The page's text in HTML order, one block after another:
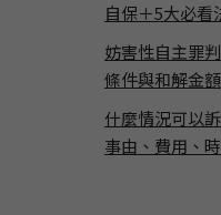
自保＋5大必看
妨害性自主罪
條件與和解金額
什麼情況可以
事由、費用、